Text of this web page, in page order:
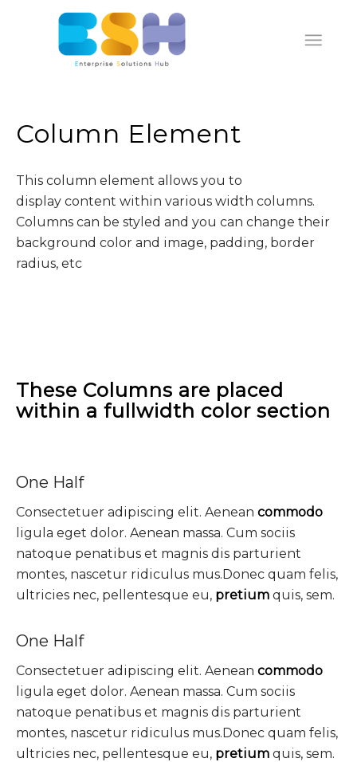
Column Element
This column element allows you to
display content within various width columns.
Columns can be styled and you can change their
background color and image, padding, border
radius, etc
These Columns are placed
within a fullwidth color section
One Half
Consectetuer adipiscing elit. Aenean commodo
ligula eget dolor. Aenean massa. Cum sociis
natoque penatibus et magnis dis parturient
montes, nascetur ridiculus mus.Donec quam felis,
ultricies nec, pellentesque eu, pretium quis, sem.
One Half
Consectetuer adipiscing elit. Aenean commodo
ligula eget dolor. Aenean massa. Cum sociis
natoque penatibus et magnis dis parturient
montes, nascetur ridiculus mus.Donec quam felis,
ultricies nec, pellentesque eu, pretium quis, sem.